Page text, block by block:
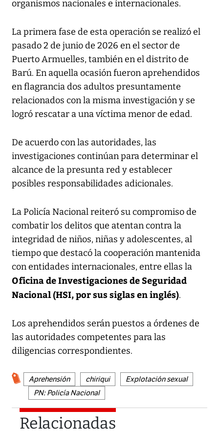
organismos nacionales e internacionales.
La primera fase de esta operación se realizó el
pasado 2 de junio de 2026 en el sector de
Puerto Armuelles, también en el distrito de
Barú. En aquella ocasión fueron aprehendidos
en flagrancia dos adultos presuntamente
relacionados con la misma investigación y se
logró rescatar a una víctima menor de edad.
De acuerdo con las autoridades, las
investigaciones continúan para determinar el
alcance de la presunta red y establecer
posibles responsabilidades adicionales.
La Policía Nacional reiteró su compromiso de
combatir los delitos que atentan contra la
integridad de niños, niñas y adolescentes, al
tiempo que destacó la cooperación mantenida
con entidades internacionales, entre ellas la
Oficina de Investigaciones de Seguridad
Nacional (HSI, por sus siglas en inglés).
Los aprehendidos serán puestos a órdenes de
las autoridades competentes para las
diligencias correspondientes.
Aprehensión chiriqui
Explotación sexual
PN: Policía Nacional
Relacionadas